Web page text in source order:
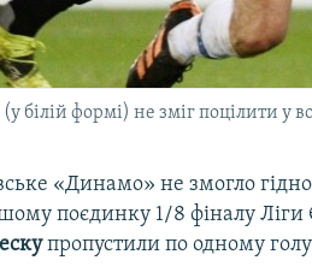
білій формі) не зміг поцілити у
«Динамо» не змогло
поєдинку 1/8 фіналу Ліги
пропустили по одному